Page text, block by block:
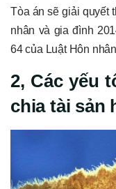
Tòa án sẽ giải quyết
nhân và gia đình
64 của Luật Hôn
2, Các yếu
chia tài sản